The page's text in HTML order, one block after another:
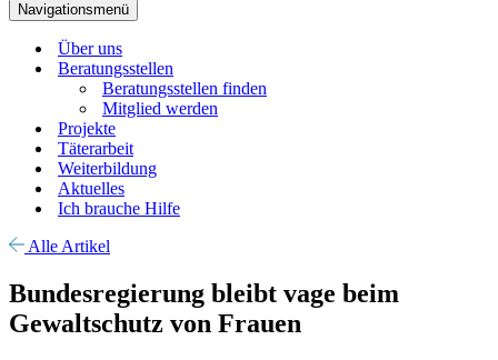
Navigationsmenü
Über uns
Beratungsstellen
Beratungsstellen finden
Mitglied werden
Projekte
Täterarbeit
Weiterbildung
Aktuelles
Ich brauche Hilfe
Alle Artikel
Bundesregierung bleibt vage beim
Gewaltschutz von Frauen